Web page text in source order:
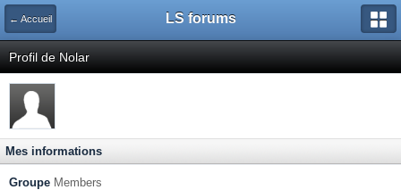
← Accueil LS forums
Profil de Nolar
Mes informations
Groupe Members